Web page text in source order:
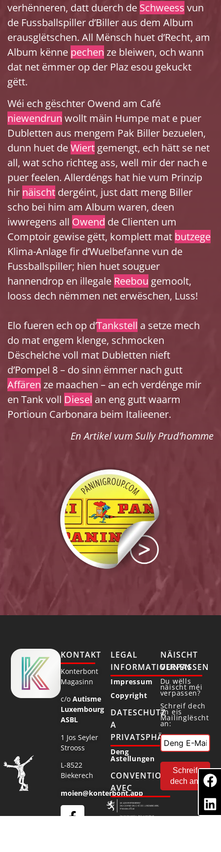
verhënneren, datt duerch de Schweess vun
de Fussballspiller d’Biller aus dem Album
erausglëtschen. All Mënsch huet d’Recht, am
Album kënne pechen ze bleiwen, och wann
dat net ëmmer op der Plaz esou gekuckt
gëtt.
Wéi ech gëschter Owend am Café
niewendrun wollt mäin Humpe mat e puer
Dubletten aus mengem Pak Biller bezuelen,
dunn huet deWiert gemengt, ech hätt se net
all, wat scho richteg ass, well mir der nach e
puer feelen. Allerdéngs hat hie vum Prinzip
hir näischt dergéint, just datt meng Biller
scho bei him am Album waren, deen
iwwregens all Owend de Clienten um
Comptoir gewise gëtt, komplett mat butzege
Klima-Anlage fir d’Wuelbefanne vun de
Fussballspiller; hien huet souguer
hannendrop en illegale Reebou gemoolt,
looss dech nëmmen net erwëschen, Luss!
Elo fueren ech op d’Tankstell a setze mech
do mat engem klenge, schmocken
Dëschelche voll mat Dubletten nieft
d’Pompel 8 – do sinn ëmmer nach gutt
Affären ze maachen – an ech verdénge mir
en Tank voll Diesel an eng gutt waarm
Portioun Carbonara beim Italieener.
En Artikel vum Sully Prud’homme
KONTAKT
Konterbont
Magasinn
c/oAutisme
Luxembourg
ASBL
1 Jos Seyler
Strooss
L-8522
Biekerech
moien@konterbont.app
LEGAL
INFORMATIOUNEN
Impressum
Copyright
DATESCHUTZ
A
PRIVATSPHÄR
Deng
Astellungen
CONVENTIONNÉ
AVEC
NÄISCHT
VERPASSEN
Du wëlls
näischt méi
verpassen?
Schreif dech
an eis
Mailinglëscht
an: